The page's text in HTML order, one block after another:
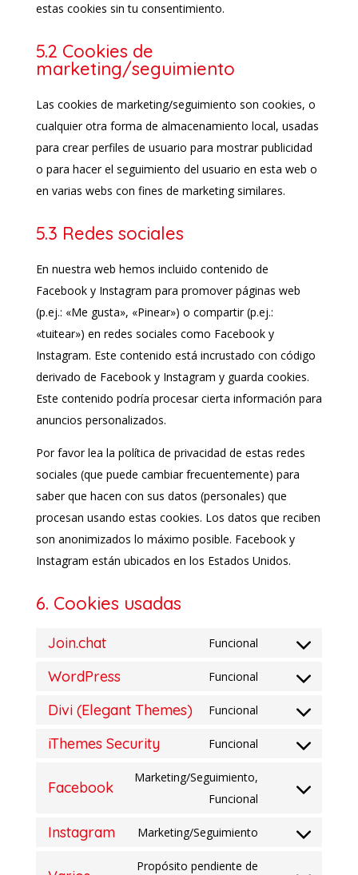
estas cookies sin tu consentimiento.
5.2 Cookies de
marketing/seguimiento
Las cookies de marketing/seguimiento son cookies, o
cualquier otra forma de almacenamiento local, usadas
para crear perfiles de usuario para mostrar publicidad
o para hacer el seguimiento del usuario en esta web o
en varias webs con fines de marketing similares.
5.3 Redes sociales
En nuestra web hemos incluido contenido de
Facebook y Instagram para promover páginas web
(p.ej.: «Me gusta», «Pinear») o compartir (p.ej.:
«tuitear») en redes sociales como Facebook y
Instagram. Este contenido está incrustado con código
derivado de Facebook y Instagram y guarda cookies.
Este contenido podría procesar cierta información para
anuncios personalizados.
Por favor lea la política de privacidad de estas redes
sociales (que puede cambiar frecuentemente) para
saber que hacen con sus datos (personales) que
procesan usando estas cookies. Los datos que reciben
son anonimizados lo máximo posible. Facebook y
Instagram están ubicados en los Estados Unidos.
6. Cookies usadas
Join.chat Funcional
Consent
join.chat
WordPress Funcional
Consent
wordpress
Divi (Elegant Themes) Funcional
Consent
themes)
iThemes Security Funcional
Consent
service
security
Facebook
Marketing/Seguimiento,
Funcional
Consent
service
Instagram Marketing/Seguimiento
Consent
Propósito pendiente de